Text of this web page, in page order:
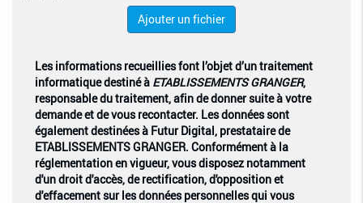
Ajouter un fichier
Les informations recueillies font l’objet d’un traitement
informatique destiné àETABLISSEMENTS GRANGER,
responsable du traitement, afin de donner suite à votre
demande et de vous recontacter. Les données sont
également destinées à Futur Digital, prestataire de
ETABLISSEMENTS GRANGER. Conformément à la
réglementation en vigueur, vous disposez notamment
d'un droit d'accès, de rectification, d'opposition et
d'effacement sur les données personnelles qui vous